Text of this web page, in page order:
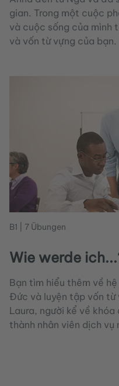
gian. Trong một cuộc
và cuộc sống của mình
và vốn từ vựng của bạn.
B1 | 7 Übungen
Wie werde
Bạn tìm hiểu thêm về
Đức và luyện tập vốn từ
Laura, người kể về
thành nhân viên dịch vụ